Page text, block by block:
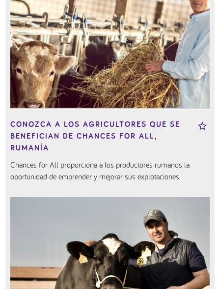
CONOZCA A LOS AGRICULTORES QUE SE
BENEFICIAN DE CHANCES FOR ALL,
RUMANÍA
Chances for All proporciona a los productores rumanos la
oportunidad de emprender y mejorar sus explotaciones.